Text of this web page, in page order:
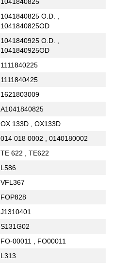
1041840825
1041840825 O.D. ,
1041840825OD
1041840925 O.D. ,
1041840925OD
1111840225
1111840425
1621803009
A1041840825
OX 133D , OX133D
014 018 0002 , 0140180002
TE 622 , TE622
L586
VFL367
FOP828
J1310401
S131G02
FO-00011 , FO00011
L313